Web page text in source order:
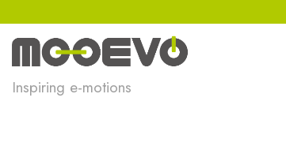
al
contenido
Inspiring e-motions